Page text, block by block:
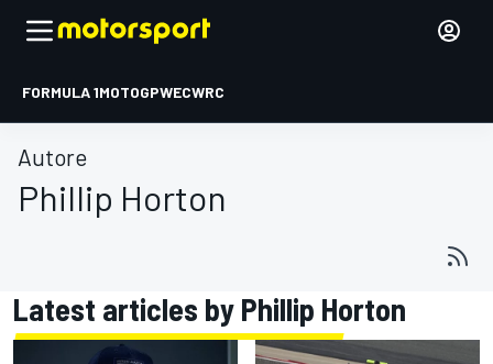
FORMULA 1MOTOGPWECWRC
Autore
Phillip Horton
Latest articles by Phillip Horton